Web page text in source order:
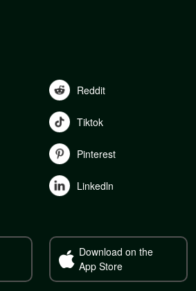
Reddit
Tiktok
Pinterest
Linkedln
Download on the
App Store